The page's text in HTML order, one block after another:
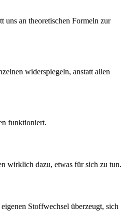
uns an theoretischen Formeln zur
widerspiegeln, anstatt allen
funktioniert.
wirklich dazu, etwas für sich zu tun.
Stoffwechsel überzeugt, sich